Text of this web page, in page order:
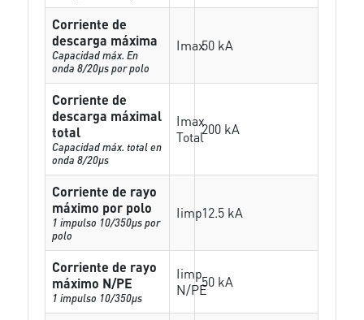
Corriente de
descarga máxima
Capacidad máx. En
onda 8/20µs por polo
Imax50 kA
Corriente de
descarga máximal
total
Capacidad máx. total en
onda 8/20µs
Imax
Total200 kA
Corriente de rayo
máximo por polo
1 impulso 10/350µs por
polo
Iimp12.5 kA
Corriente de rayo
máximo N/PE
1 impulso 10/350µs
Iimp
N/PE50 kA